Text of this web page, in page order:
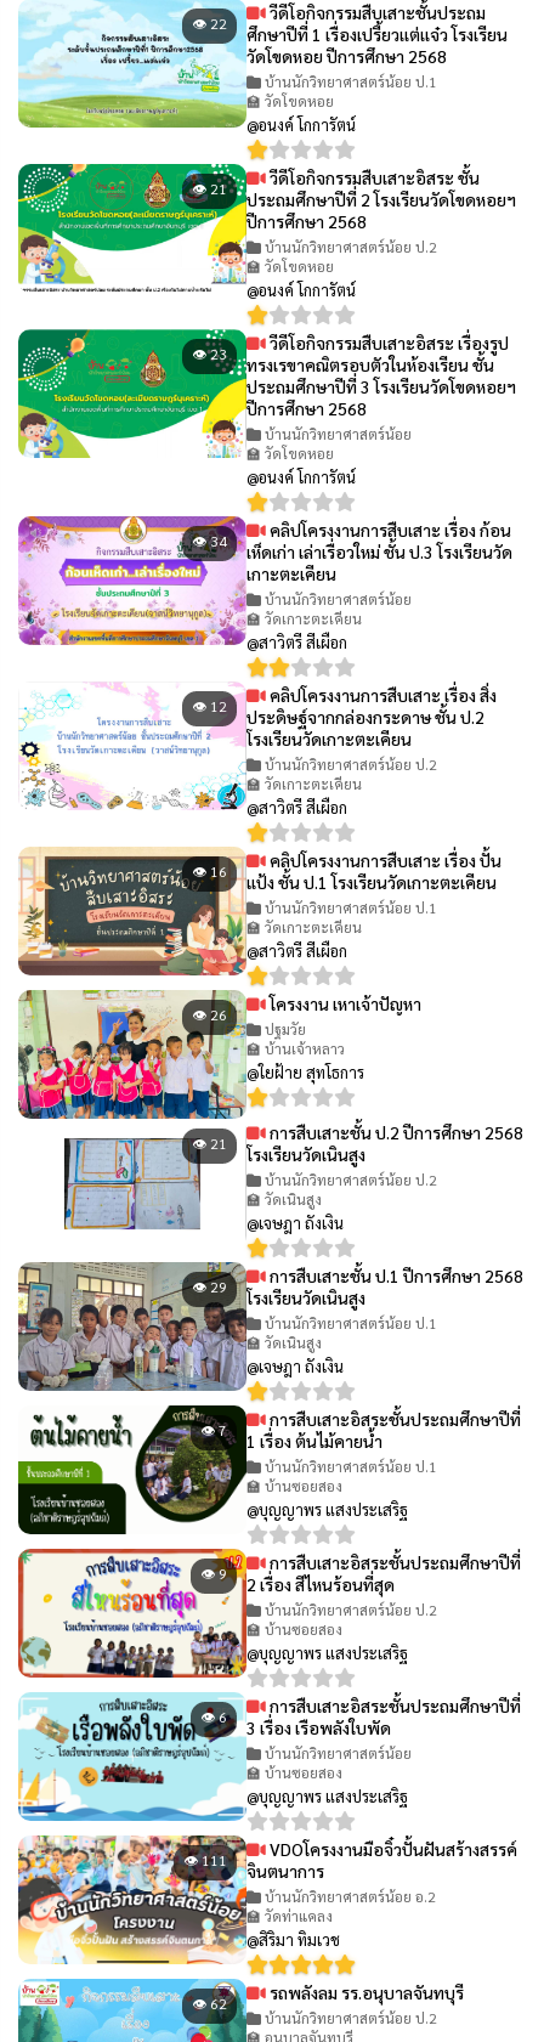
👁 22
วีดีโอกิจกรรมสืบเสาะชั้นประถม
ศึกษาปีที่ 1 เรื่องเปรี้ยวเเต่เเจ๋ว โรงเรียน
วัดโขดหอย ปีการศึกษา 2568
บ้านนักวิทยาศาสตร์น้อย ป.1
🏫 วัดโขดหอย
@อนงค์ โกการัตน์
👁 21
วีดีโอกิจกรรมสืบเสาะอิสระ ชั้น
ประถมศึกษาปีที่ 2 โรงเรียนวัดโขดหอยฯ
ปีการศึกษา 2568
บ้านนักวิทยาศาสตร์น้อย ป.2
🏫 วัดโขดหอย
@อนงค์ โกการัตน์
👁 23
วีดีโอกิจกรรมสืบเสาะอิสระ เรื่องรูป
ทรงเรขาคณิตรอบตัวในห้องเรียน ชั้น
ประถมศึกษาปีที่ 3 โรงเรียนวัดโขดหอยฯ
ปีการศึกษา 2568
บ้านนักวิทยาศาสตร์น้อย
🏫 วัดโขดหอย
@อนงค์ โกการัตน์
👁 34
คลิปโครงงานการสืบเสาะ เรื่อง ก้อน
เห็ดเก่า เล่าเรื่อวใหม่ ชั้น ป.3 โรงเรียนวัด
เกาะตะเคียน
บ้านนักวิทยาศาสตร์น้อย
🏫 วัดเกาะตะเคียน
@สาวิตรี สีเผือก
👁 12
คลิปโครงงานการสืบเสาะ เรื่อง สิ่ง
ประดิษฐ์จากกล่องกระดาษ ชั้น ป.2
โรงเรียนวัดเกาะตะเคียน
บ้านนักวิทยาศาสตร์น้อย ป.2
🏫 วัดเกาะตะเคียน
@สาวิตรี สีเผือก
👁 16
คลิปโครงงานการสืบเสาะ เรื่อง ปั้น
แป้ง ชั้น ป.1 โรงเรียนวัดเกาะตะเคียน
บ้านนักวิทยาศาสตร์น้อย ป.1
🏫 วัดเกาะตะเคียน
@สาวิตรี สีเผือก
👁 26 โครงงาน เหาเจ้าปัญหา
ปฐมวัย
🏫 บ้านเจ้าหลาว
@ใยฝ้าย สุทโธการ
👁 21
การสืบเสาะชั้น ป.2 ปีการศึกษา 2568
โรงเรียนวัดเนินสูง
บ้านนักวิทยาศาสตร์น้อย ป.2
🏫 วัดเนินสูง
@เจษฎา ถังเงิน
👁 29
การสืบเสาะชั้น ป.1 ปีการศึกษา 2568
โรงเรียนวัดเนินสูง
บ้านนักวิทยาศาสตร์น้อย ป.1
🏫 วัดเนินสูง
@เจษฎา ถังเงิน
👁 7
การสืบเสาะอิสระชั้นประถมศึกษาปีที่
1 เรื่อง ต้นไม้คายน้ำ
บ้านนักวิทยาศาสตร์น้อย ป.1
🏫 บ้านซอยสอง
@บุญญาพร แสงประเสริฐ
👁 9
การสืบเสาะอิสระชั้นประถมศึกษาปีที่
2 เรื่อง สีไหนร้อนที่สุด
บ้านนักวิทยาศาสตร์น้อย ป.2
🏫 บ้านซอยสอง
@บุญญาพร แสงประเสริฐ
👁 6
การสืบเสาะอิสระชั้นประถมศึกษาปีที่
3 เรื่อง เรือพลังใบพัด
บ้านนักวิทยาศาสตร์น้อย
🏫 บ้านซอยสอง
@บุญญาพร แสงประเสริฐ
👁 111
VDOโครงงานมือจิ๋วปั้นฝันสร้างสรรค์
จินตนาการ
บ้านนักวิทยาศาสตร์น้อย อ.2
🏫 วัดท่าแคลง
@สิริมา ทิมเวช
👁 62 รถพลังลม รร.อนุบาลจันทบุรี
บ้านนักวิทยาศาสตร์น้อย ป.2
🏫 อนุบาลจันทบุรี